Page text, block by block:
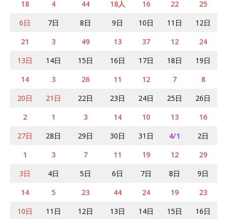
18 4 44 18人 16 22
25
6日
7日 8日 9日 10日 11日
12日
21
3 49 13 37 12
24
13日
14日 15日 16日 17日 18日
19日
14
3 26 11 12 7
8
20日
21日 22日 23日 24日 25日
26日
2
1 3 14 10 13
16
27日
28日 29日 30日 31日 4/1
2日
1
3 7 11 19 12
29
3日
4日 5日 6日 7日 8日
9日
14
5 23 44 24 19
23
10日
11日 12日 13日 14日 15日
16日